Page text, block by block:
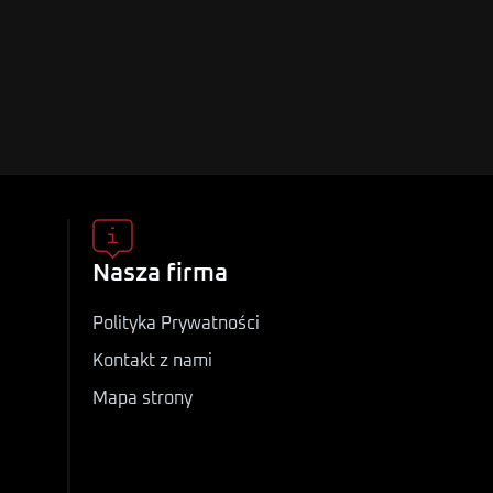
Nasza firma
Polityka Prywatności
Kontakt z nami
Mapa strony